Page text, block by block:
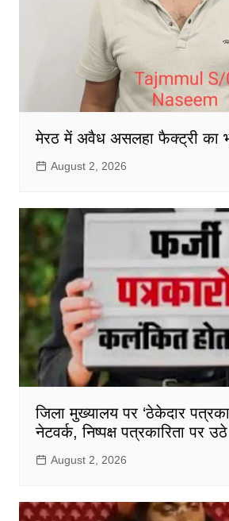
मेरठ में अवैध असलहा फैक्ट्री का
August 2, 2026
जिला मुख्यालय पर ‘ठेकेदार
नेटवर्क, निष्पक्ष पत्रकारिता पर
August 2, 2026